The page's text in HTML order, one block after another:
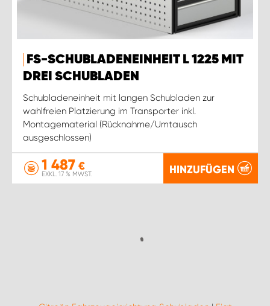
FS-SCHUBLADENEINHEIT L 1225 MIT
DREI SCHUBLADEN
Schubladeneinheit mit langen Schubladen zur
wahlfreien Platzierung im Transporter inkl.
Montagematerial (Rücknahme/Umtausch
ausgeschlossen)
1 487 €
EXKL. 17 % MWST. HINZUFÜGEN